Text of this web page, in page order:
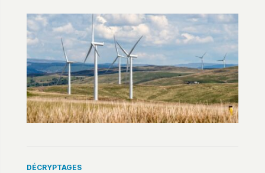
DÉCRYPTAGES